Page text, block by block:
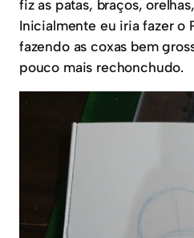
fiz as patas, braços,
Inicialmente eu iria fazer o
fazendo as coxas bem
pouco mais rechonchudo.